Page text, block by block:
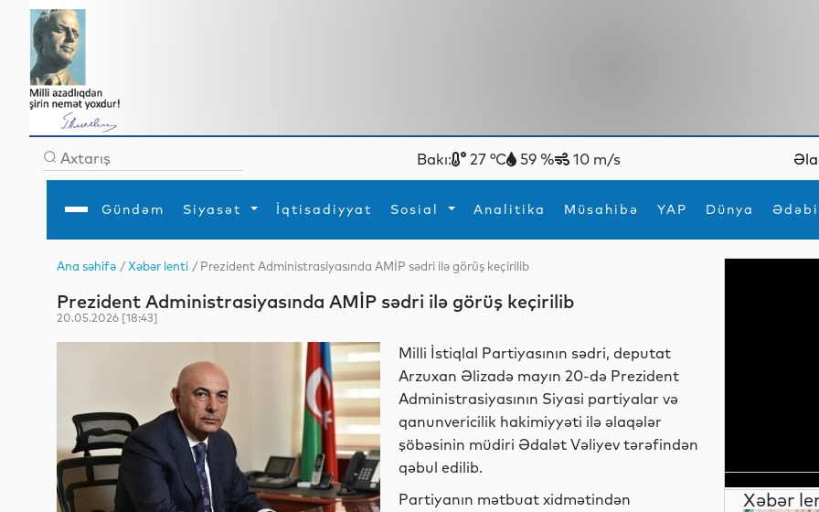
Bakı: 27 °C 59 % 10 m/s
Gündəm Siyasət İqtisadiyyat Sosial Analitika Müsahibə YAP Dünya
Gündəm
İqtisadiyyat
Analitika
MEDİA
Xarici siyasətTurizm
Hadisə
Diaspor
İdmanYeni texnologiyalar
Ana səhifə /Xəbər lenti / Prezident Administrasiyasında AMİP sədri ilə görüş keçirilib
Prezident Administrasiyasında AMİP sədri ilə görüş keçirilib
20.05.2026 [18:43]
Milli İstiqlal Partiyasının sədri, deputat
Arzuxan Əlizadə mayın 20-də Prezident
Administrasiyasının Siyasi partiyalar və
qanunvericilik hakimiyyəti ilə əlaqələr
şöbəsinin müdiri Ədalət Vəliyev tərəfindən
qəbul edilib.
Partiyanın mətbuat xidmətindən
Xəbər